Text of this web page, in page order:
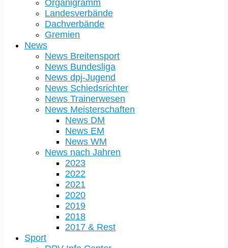
Organigramm
Landesverbände
Dachverbände
Gremien
News
News Breitensport
News Bundesliga
News dpj-Jugend
News Schiedsrichter
News Trainerwesen
News Meisterschaften
News DM
News EM
News WM
News nach Jahren
2023
2022
2021
2020
2019
2018
2017 & Rest
Sport